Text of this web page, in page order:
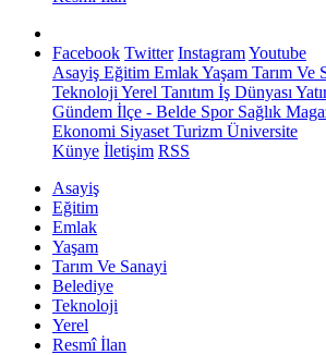
Facebook Twitter InstagramYoutube
Asayiş Eğitim EmlakYaşam Tarım Ve
Teknoloji Yerel Tanıtım İş Dünyası
Gündem İlçe - Belde SporSağlık
Ekonomi Siyaset Turizm Üniversite
Künye İletişim RSS
Asayiş
Eğitim
Emlak
Yaşam
Tarım Ve Sanayi
Belediye
Teknoloji
Yerel
Resmî İlan